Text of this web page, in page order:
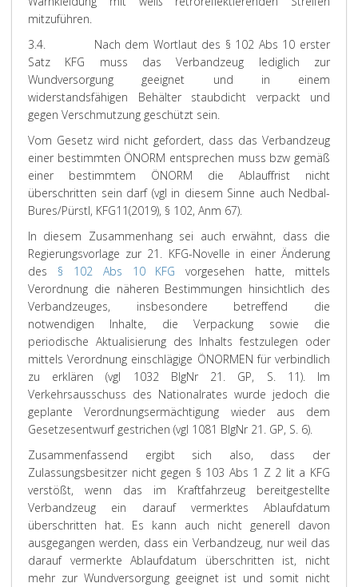
mitzuführen.
3.4. Nach dem Wortlaut des § 102 Abs 10 erster
Satz KFG muss das Verbandzeug lediglich zur
Wundversorgung geeignet und in einem
widerstandsfähigen Behälter staubdicht verpackt und
gegen Verschmutzung geschützt sein.
Vom Gesetz wird nicht gefordert, dass das Verbandzeug
einer bestimmten ÖNORM entsprechen muss bzw gemäß
einer bestimmtem ÖNORM die Ablauffrist nicht
überschritten sein darf (vgl in diesem Sinne auch Nedbal-
Bures/Pürstl, KFG11(2019), § 102, Anm 67).
In diesem Zusammenhang sei auch erwähnt, dass die
Regierungsvorlage zur 21. KFG-Novelle in einer Änderung
des § 102 Abs 10 KFG vorgesehen hatte, mittels
Verordnung die näheren Bestimmungen hinsichtlich des
Verbandzeuges, insbesondere betreffend die
notwendigen Inhalte, die Verpackung sowie die
periodische Aktualisierung des Inhalts festzulegen oder
mittels Verordnung einschlägige ÖNORMEN für verbindlich
zu erklären (vgl 1032 BlgNr 21. GP, S. 11). Im
Verkehrsausschuss des Nationalrates wurde jedoch die
geplante Verordnungsermächtigung wieder aus dem
Gesetzesentwurf gestrichen (vgl 1081 BlgNr 21. GP, S. 6).
Zusammenfassend ergibt sich also, dass der
Zulassungsbesitzer nicht gegen § 103 Abs 1 Z 2 lit a KFG
verstößt, wenn das im Kraftfahrzeug bereitgestellte
Verbandzeug ein darauf vermerktes Ablaufdatum
überschritten hat. Es kann auch nicht generell davon
ausgegangen werden, dass ein Verbandzeug, nur weil das
darauf vermerkte Ablaufdatum überschritten ist, nicht
mehr zur Wundversorgung geeignet ist und somit nicht